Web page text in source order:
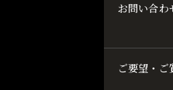
お問い合わ
ご要望・ご